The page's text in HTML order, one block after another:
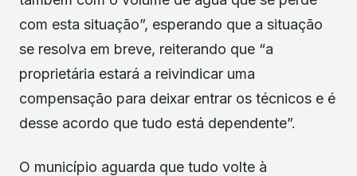
com esta situação”, esperando que a situação
se resolva em breve, reiterando que “a
proprietária estará a reivindicar uma
compensação para deixar entrar os técnicos e é
desse acordo que tudo está dependente”.
O município aguarda que tudo volte à